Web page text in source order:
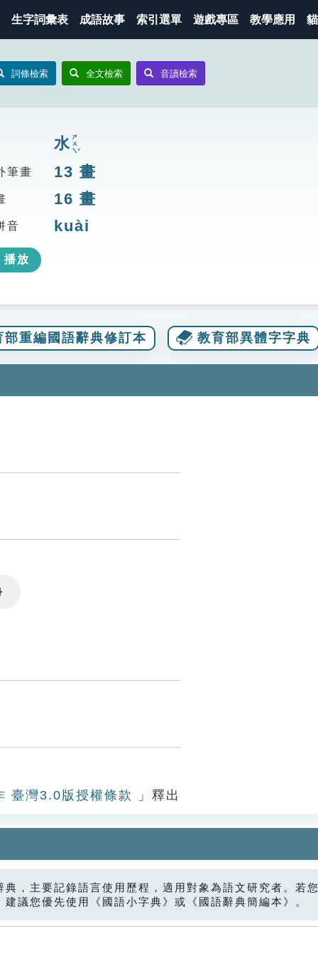
生字詞彙表 成語故事 索引選單 遊戲專區 教學應用
詞條檢索 全文檢索 音讀檢索
水ㄕㄨㄟˇ
筆畫 13 畫
16 畫
音 kuài
播放
部重編國語辭典修訂本 教育部異體字字典
臺灣3.0版授權條款 」釋出
，主要記錄語言使用歷程，適用對象為語文研究者。若
議您優先使用《國語小字典》或《國語辭典簡編本》。